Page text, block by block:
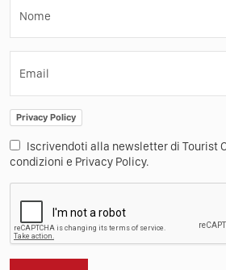
Nome
Email
Privacy Policy
Iscrivendoti alla newsletter di Tourist
condizioni e Privacy Policy.